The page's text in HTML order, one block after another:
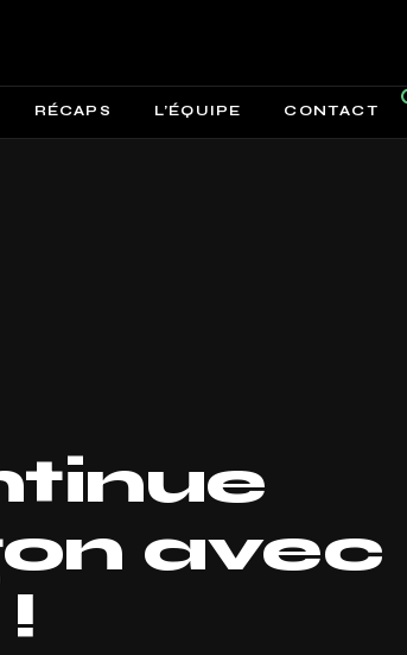
RÉCAPS L’ÉQUIPE CONTACT
avec